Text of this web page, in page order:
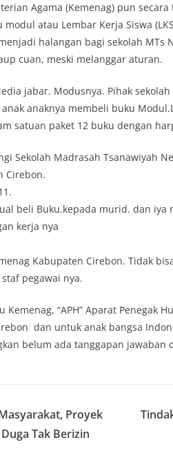
Agama (Kemenag) pun
atau Lembar Kerja Siswa
halangan bagi sekolah MTs
cuan, meski melanggar aturan.
jabar. Modusnya. Pihak
anaknya membeli buku
satuan paket 12 buku dengan
Sekolah Madrasah Tsanawiyah
Cirebon.
beli Buku.kepada murid. dan
kerja nya
Kabupaten Cirebon. Tidak
pegawai nya.
Kemenag, “APH” Aparat Penegak
dan untuk anak bangsa
belum ada tanggapan jawaban
Proyek
Tak Berizin